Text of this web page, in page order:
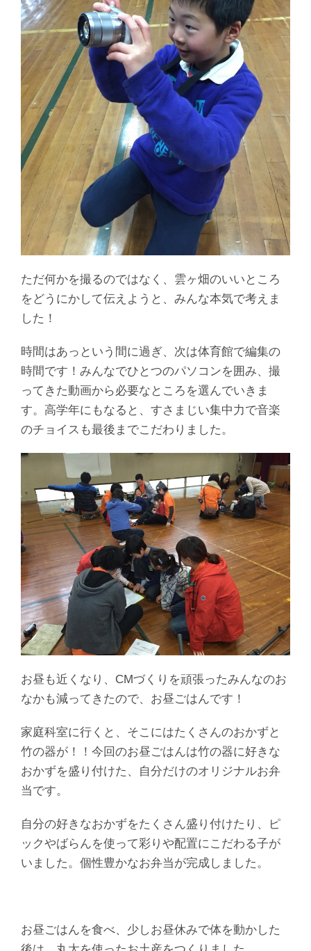
ただ何かを撮るのではなく、雲ヶ畑のいいところ
をどうにかして伝えようと、みんな本気で考えま
した！
時間はあっという間に過ぎ、次は体育館で編集の
時間です！みんなでひとつのパソコンを囲み、撮
ってきた動画から必要なところを選んでいきま
す。高学年にもなると、すさまじい集中力で音楽
のチョイスも最後までこだわりました。
お昼も近くなり、CMづくりを頑張ったみんなのお
なかも減ってきたので、お昼ごはんです！
家庭科室に行くと、そこにはたくさんのおかずと
竹の器が！！今回のお昼ごはんは竹の器に好きな
おかずを盛り付けた、自分だけのオリジナルお弁
当です。
自分の好きなおかずをたくさん盛り付けたり、ピ
ックやばらんを使って彩りや配置にこだわる子が
いました。個性豊かなお弁当が完成しました。
お昼ごはんを食べ、少しお昼休みで体を動かした